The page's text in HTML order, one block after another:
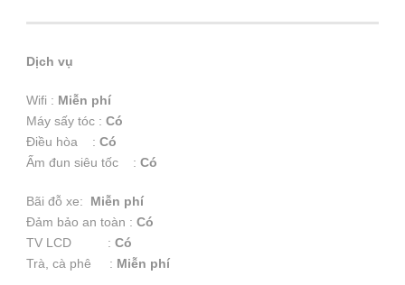
Dịch vụ
Wifi : Miễn phí
Máy sấy tóc : Có
Điều hòa : Có
Ấm đun siêu tốc : Có
Bãi đỗ xe: Miễn phí
Đảm bảo an toàn : Có
TV LCD : Có
Trà, cà phê : Miễn phí